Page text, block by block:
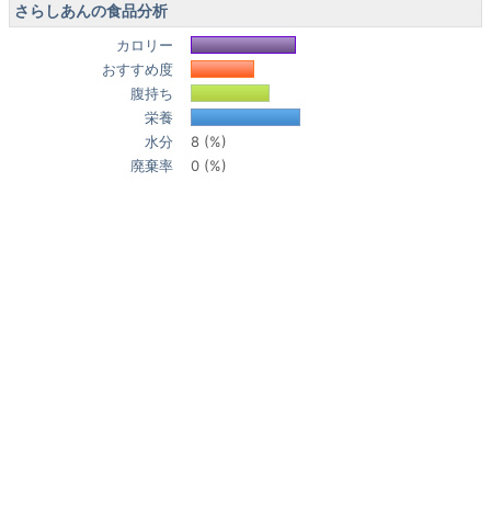
さらしあんの食品分析
カロリー
おすすめ度
腹持ち
栄養
水分
8 (%)
廃棄率
0 (%)